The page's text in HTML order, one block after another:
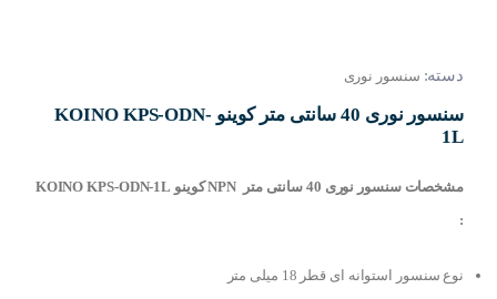
دسته: سنسور نوری
سنسور نوری 40 سانتی متر کوینو KOINO KPS-ODN-
1L
مشخصات سنسور نوری 40 سانتی متر NPN کوینو KOINO KPS-ODN-1L
:
نوع سنسور استوانه ای قطر 18 میلی متر